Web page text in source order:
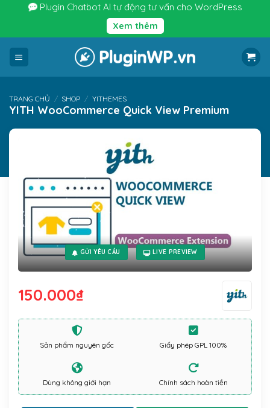
nội
dung
Plugin Chatbot AI tự động tư vấn cho WordPress
Xem thêm
TRANG CHỦ / SHOP / YITHEMES
YITH WooCommerce Quick View Premium
GỬI YÊU CẦU LIVE PREVIEW
150.000₫
Sản phẩm nguyên gốc Giấy phép GPL 100%
Dùng không giới hạn Chính sách hoàn tiền